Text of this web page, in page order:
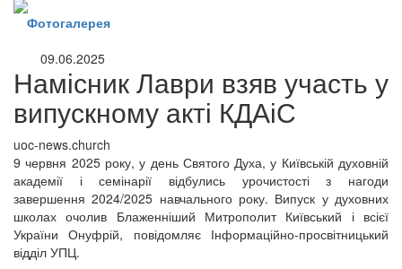
Фотогалерея
09.06.2025
Намісник Лаври взяв участь у
випускному акті КДАіС
uoc-news.church
9 червня 2025 року, у день Святого Духа, у Київській духовній
академії і семінарії відбулись урочистості з нагоди
завершення 2024/2025 навчального року. Випуск у духовних
школах очолив Блаженніший Митрополит Київський і всієї
України Онуфрій, повідомляє Інформаційно-просвітницький
відділ УПЦ.